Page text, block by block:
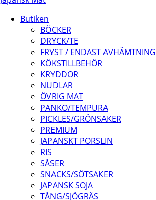
Butiken
BÖCKER
DRYCK/TE
FRYST / ENDAST AVHÄMTNING
KÖKSTILLBEHÖR
KRYDDOR
NUDLAR
ÖVRIG MAT
PANKO/TEMPURA
PICKLES/GRÖNSAKER
PREMIUM
JAPANSKT PORSLIN
RIS
SÅSER
SNACKS/SÖTSAKER
JAPANSK SOJA
TÅNG/SJÖGRÄS